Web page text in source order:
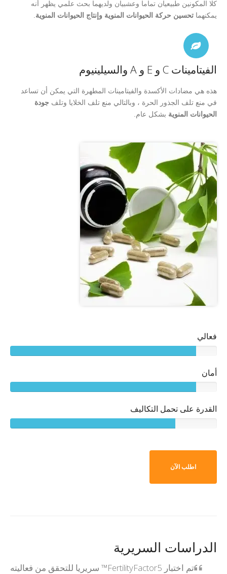
كلا المكونين طبيعيان تماما وعشبيان ولديهما بحث علمي يظهر أنه
يمكنهما تحسين حركة الحيوانات المنوية وإنتاج الحيوانات المنوية
الفيتامينات C و E و A والسيلينيوم
هذه هي مضادات الأكسدة والفيتامينات المطهرة التي يمكن أن تساعد
في منع تلف الجذور الحرة ، وبالتالي منع تلف الخلايا وتلف جودة
الحيوانات المنوية بشكل عام.
فعالي
أمان
القدرة على تحمل التكاليف
اطلب الآن
الدراسات السريرية
تم اختبار FertilityFactor5™ سريريا للتحقق من فعاليته